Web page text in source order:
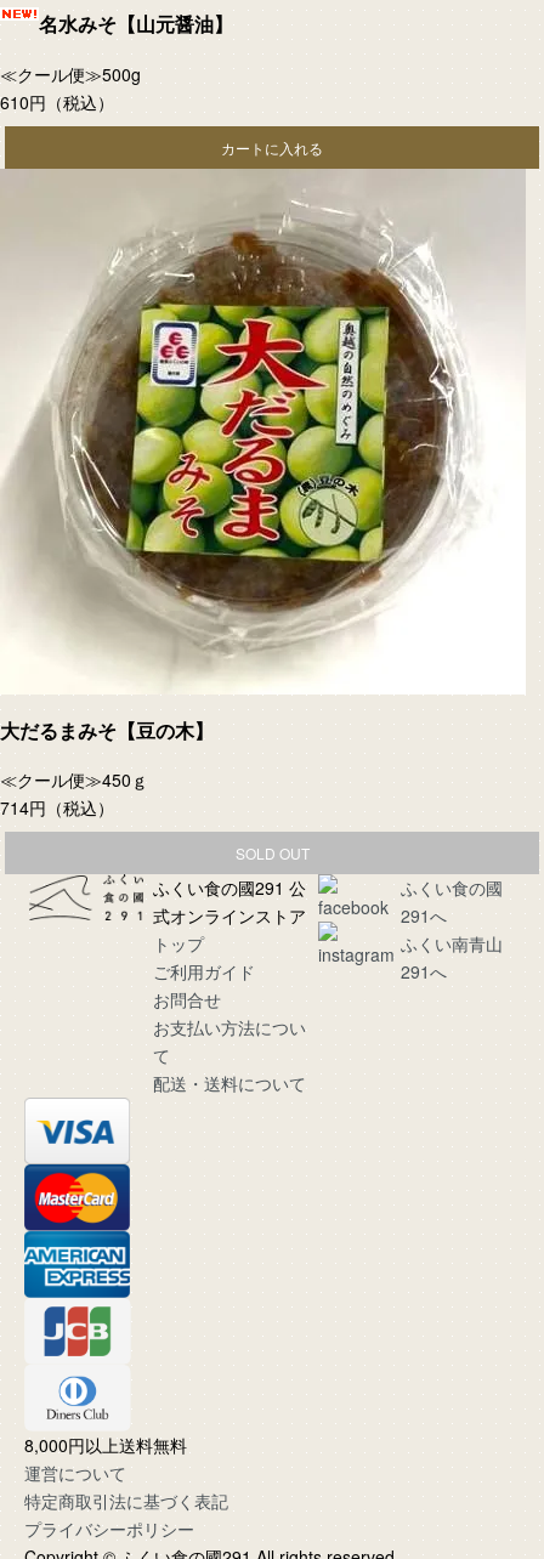
名水みそ【山元醤油】
≪クール便≫500g
610円 （税込）
カートに入れる
大だるまみそ【豆の木】
≪クール便≫450ｇ
714円 （税込）
SOLD OUT
ふくい食の國291 公
式オンラインストア
トップ
ご利用ガイド
お問合せ
お支払い方法につい
て
配送・送料について
ふくい食の國
291へ
ふくい南青山
291へ
8,000円以上送料無料
運営について
特定商取引法に基づく表記
プライバシーポリシー